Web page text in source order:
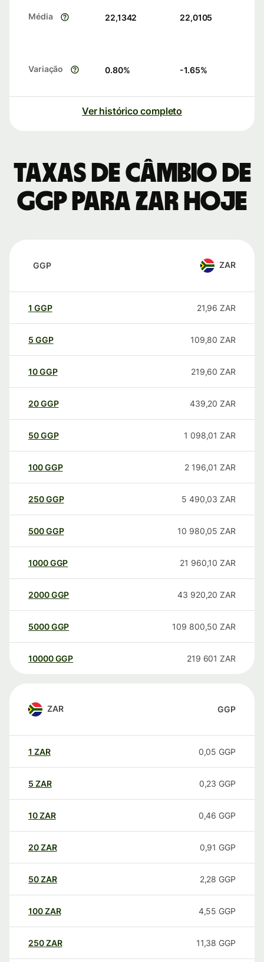
Média 22,1342 22,0105
Variação 0.80% -1.65%
Ver histórico completo
Taxas de câmbio de
GGP para ZAR hoje
GGP ZAR
1 GGP 21,96 ZAR
5 GGP 109,80 ZAR
10GGP 219,60 ZAR
20GGP 439,20 ZAR
50GGP 1 098,01 ZAR
100GGP 2 196,01 ZAR
250GGP 5 490,03 ZAR
500GGP 10 980,05 ZAR
1000GGP 21 960,10 ZAR
2000GGP 43 920,20 ZAR
5000GGP 109 800,50 ZAR
10000 GGP 219 601 ZAR
ZAR GGP
1 ZAR 0,05 GGP
5 ZAR 0,23 GGP
10ZAR 0,46 GGP
20ZAR 0,91 GGP
50ZAR 2,28 GGP
100ZAR 4,55 GGP
250ZAR 11,38 GGP